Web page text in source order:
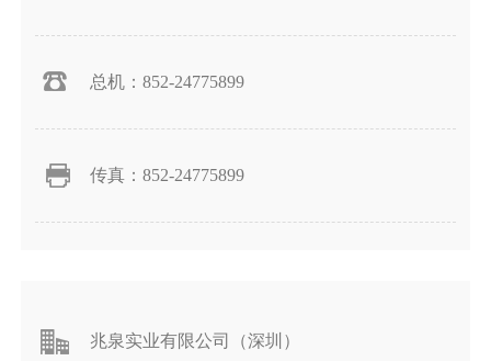
总机：852-24775899
传真：852-24775899
兆泉实业有限公司（深圳）